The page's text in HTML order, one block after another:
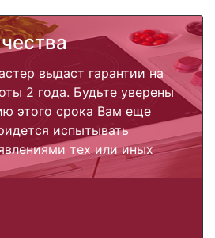
выдаст гарантии на
2 года. Будьте уверены
этого срока Вам еще
испытывать
тех или иных